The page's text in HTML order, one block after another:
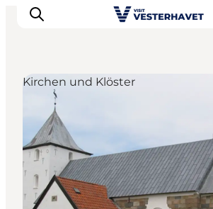
Events
Erlebnisse
Unsere Städte
Essen & Übernachtung
Tickets kaufen
Kirchen und Klöster